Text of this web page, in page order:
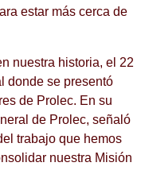
estar más cerca de
nuestra historia, el 22
donde se presentó
de Prolec. En su
de Prolec, señaló
trabajo que hemos
nuestra Misión